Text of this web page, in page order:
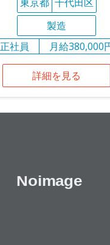
製造
正社員
月給380,000
詳細を見る